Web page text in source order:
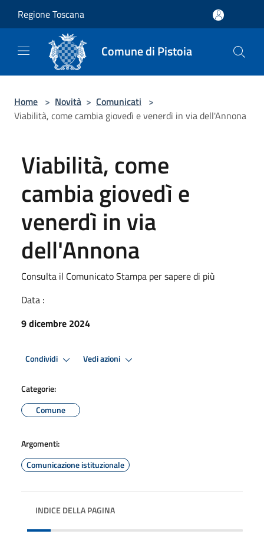
Regione Toscana
Comune di Pistoia
Home > Novità > Comunicati >
Viabilità, come cambia giovedì e venerdì in via dell'Annona
Viabilità, come
cambia giovedì e
venerdì in via
dell'Annona
Consulta il Comunicato Stampa per sapere di più
Data :
9 dicembre 2024
Condividi Vedi azioni
Categorie:
Comune
Argomenti:
Comunicazione istituzionale
INDICE DELLA PAGINA